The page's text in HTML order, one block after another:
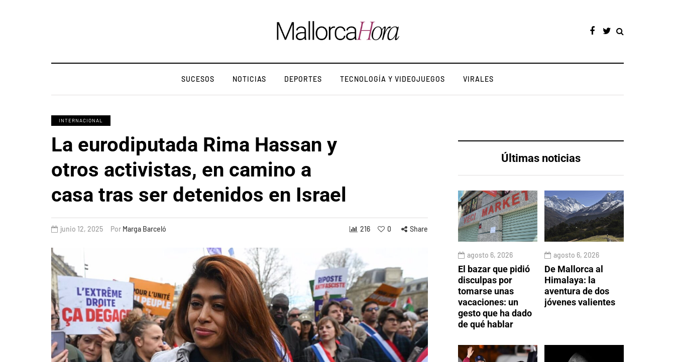
SUCESOS NOTICIAS DEPORTES TECNOLOGÍA Y VIDEOJUEGOS VIRALES
INTERNACIONAL
La eurodiputada Rima Hassan y
otros activistas, en camino a
casa tras ser detenidos en Israel
junio 12, 2025 Por Marga Barceló 216 0 Share
Últimas noticias
agosto 6, 2026
El bazar que pidió
disculpas por
tomarse unas
vacaciones: un
gesto que ha dado
de qué hablar
agosto 6, 2026
De Mallorca al
Himalaya: la
aventura de dos
jóvenes valientes